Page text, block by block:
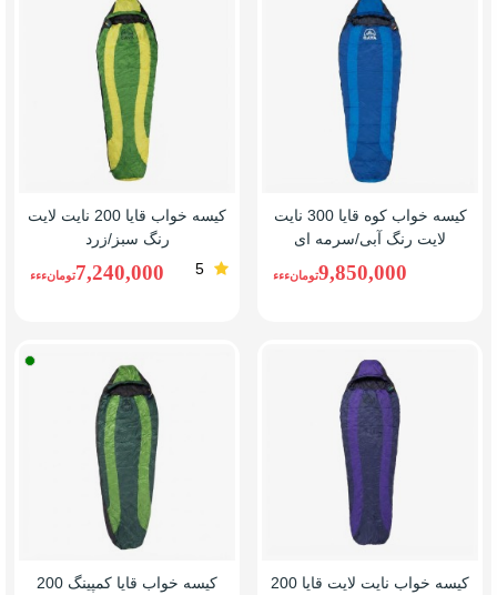
کیسه خواب کوه قایا 300 نایت
لایت رنگ آبی/سرمه ای
9,850,000تومانءءء
کیسه خواب قایا 200 نایت لایت
رنگ سبز/زرد
5
7,240,000تومانءءء
کیسه خواب نایت لایت قایا 200
سبز
کیسه خواب قایا کمپینگ 200